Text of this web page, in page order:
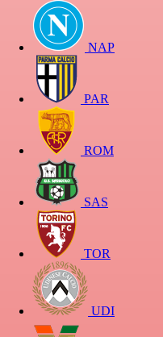
NAP
PAR
ROM
SAS
TOR
UDI